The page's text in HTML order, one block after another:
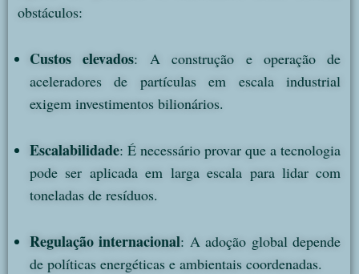
obstáculos:
Custos elevados: A construção e operação de
aceleradores de partículas em escala industrial
exigem investimentos bilionários.
Escalabilidade: É necessário provar que a tecnologia
pode ser aplicada em larga escala para lidar com
toneladas de resíduos.
Regulação internacional: A adoção global depende
de políticas energéticas e ambientais coordenadas.